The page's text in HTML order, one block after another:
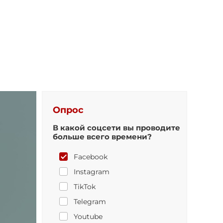
Опрос
В какой соцсети вы проводите
больше всего времени?
Facebook
Instagram
TikTok
Telegram
Youtube